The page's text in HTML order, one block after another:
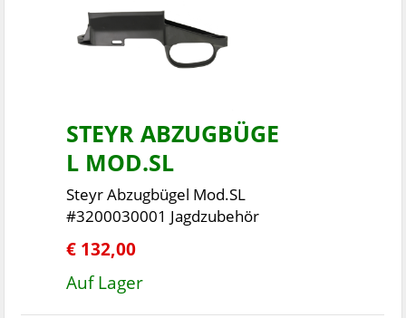
STEYR ABZUGBÜGE
L MOD.SL
Steyr Abzugbügel Mod.SL
#3200030001 Jagdzubehör
€ 132,00
Auf Lager